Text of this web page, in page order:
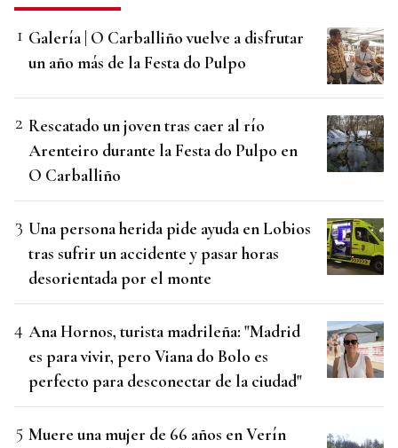
Galería | O Carballiño vuelve a disfrutar
un año más de la Festa do Pulpo
Rescatado un joven tras caer al río
Arenteiro durante la Festa do Pulpo en
O Carballiño
Una persona herida pide ayuda en Lobios
tras sufrir un accidente y pasar horas
desorientada por el monte
Ana Hornos, turista madrileña: "Madrid
es para vivir, pero Viana do Bolo es
perfecto para desconectar de la ciudad"
Muere una mujer de 66 años en Verín